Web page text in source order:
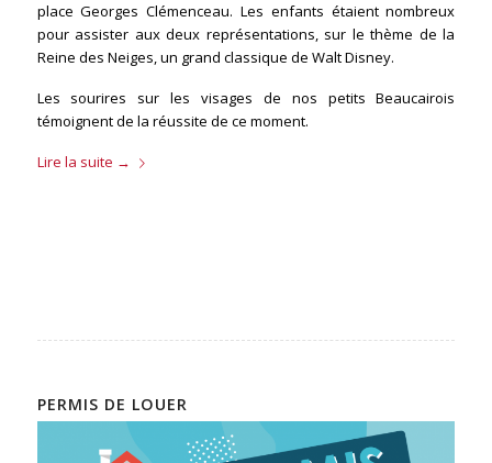
place Georges Clémenceau. Les enfants étaient nombreux
pour assister aux deux représentations, sur le thème de la
Reine des Neiges, un grand classique de Walt Disney.
Les sourires sur les visages de nos petits Beaucairois
témoignent de la réussite de ce moment.
Lire la suite →
PERMIS DE LOUER